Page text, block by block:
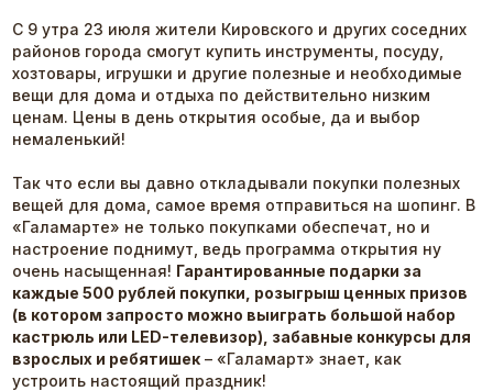
С 9 утра 23 июля жители Кировского и других соседних
районов города смогут купить инструменты, посуду,
хозтовары, игрушки и другие полезные и необходимые
вещи для дома и отдыха по действительно низким
ценам. Цены в день открытия особые, да и выбор
немаленький!
Так что если вы давно откладывали покупки полезных
вещей для дома, самое время отправиться на шопинг. В
«Галамарте» не только покупками обеспечат, но и
настроение поднимут, ведь программа открытия ну
очень насыщенная! Гарантированные подарки за
каждые 500 рублей покупки, розыгрыш ценных призов
(в котором запросто можно выиграть большой набор
кастрюль или LED-телевизор), забавные конкурсы для
взрослых и ребятишек – «Галамарт» знает, как
устроить настоящий праздник!